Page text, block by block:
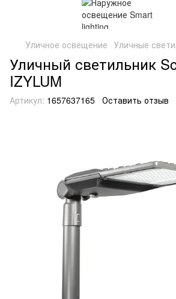
Уличное освещение Уличные
Уличный светильник
IZYLUM
Артикул: 1657637165 Оставить отзыв